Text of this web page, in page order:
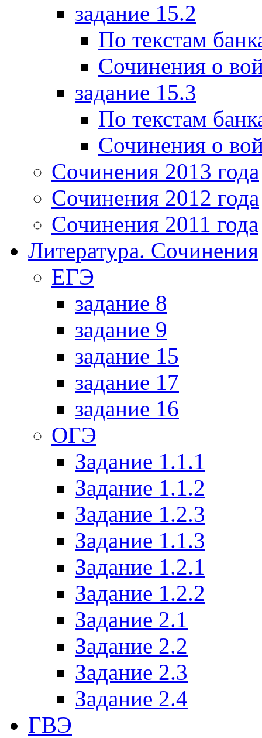
задание 15.2
По текстам
Сочинения о
задание 15.3
По текстам
Сочинения о
Сочинения 2013 года
Сочинения 2012 года
Сочинения 2011 года
Литература. Сочинения
ЕГЭ
задание 8
задание 9
задание 15
задание 17
задание 16
ОГЭ
Задание 1.1.1
Задание 1.1.2
Задание 1.2.3
Задание 1.1.3
Задание 1.2.1
Задание 1.2.2
Задание 2.1
Задание 2.2
Задание 2.3
Задание 2.4
ГВЭ